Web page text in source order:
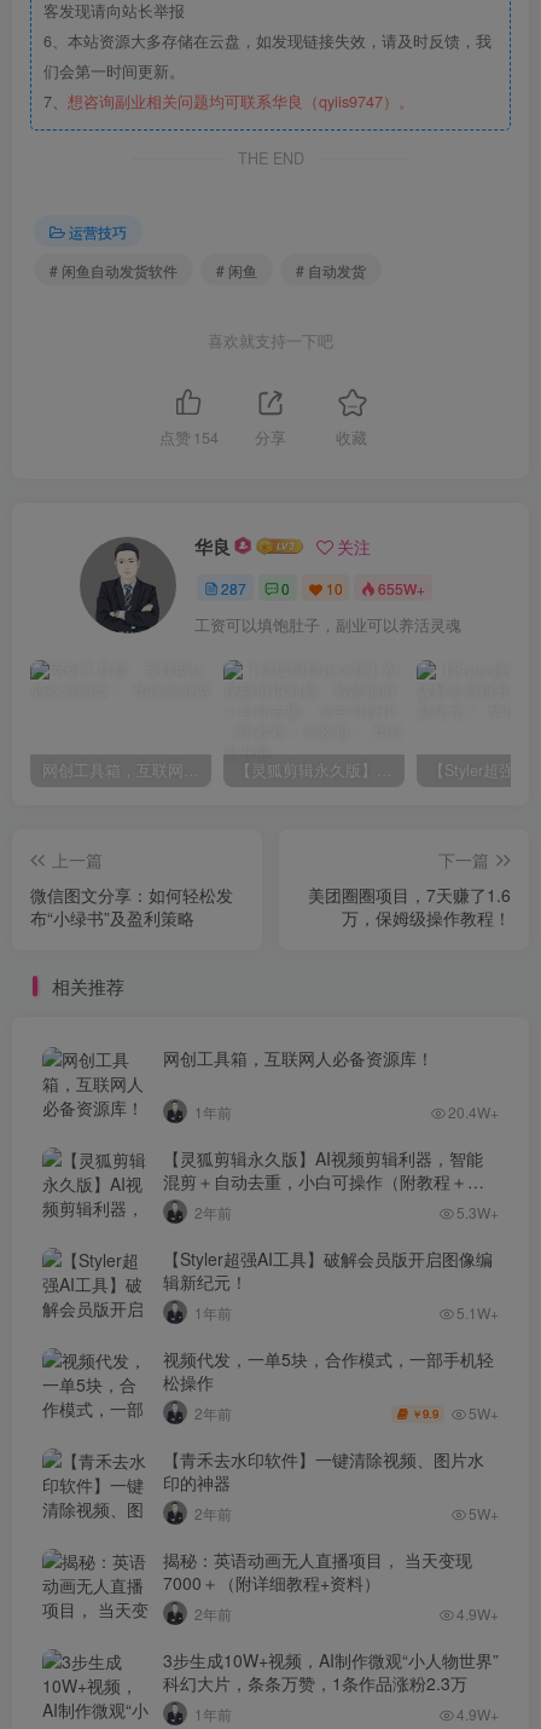
客发现请向站长举报
6、本站资源大多存储在云盘，如发现链接失效，请及时反馈，我
们会第一时间更新。
7、 想咨询副业相关问题均可联系华良（qyiis9747）。
THE END
运营技巧
# 闲鱼自动发货软件
# 闲鱼 # 自动发货
喜欢就支持一下吧
点赞 154 分享 收藏
华良 关注
287 0 10 655W+
工资可以填饱肚子，副业可以养活灵魂
网创工具箱，互联网人必备资源库！ 【灵狐剪辑永久版】AI视频剪辑利器，智能混剪＋自动去重，小白可操作（附教程＋安装包）
上一篇
微信图文分享：如何轻松发
布“小绿书”及盈利策略
下一篇
美团圈圈项目，7天赚了1.6
万，保姆级操作教程！
相关推荐
网创工具箱，互联网人必备资源库！
1年前 20.4W+
【灵狐剪辑永久版】AI视频剪辑利器，智能
混剪＋自动去重，小白可操作（附教程＋安
装包）2年前 5.3W+
【Styler超强AI工具】破解会员版开启图像编
辑新纪元！
1年前 5.1W+
视频代发，一单5块，合作模式，一部手机轻
松操作
2年前 ￥9.9 5W+
【青禾去水印软件】一键清除视频、图片水
印的神器
2年前 5W+
揭秘：英语动画无人直播项目， 当天变现
7000＋（附详细教程+资料）
2年前 4.9W+
3步生成10W+视频，AI制作微观“小人物世界”
科幻大片，条条万赞，1条作品涨粉2.3万
1年前 4.9W+